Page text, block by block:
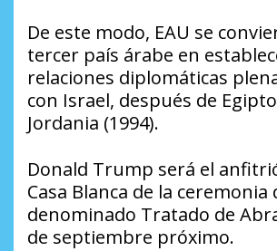
De este modo, EAU se
tercer país árabe en
relaciones diplomáticas
con Israel, después de
Jordania (1994).
Donald Trump será el
Casa Blanca de la
denominado Tratado de
de septiembre próximo.